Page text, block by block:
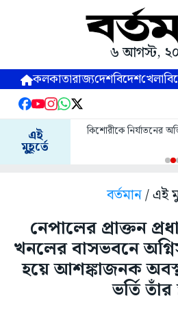
৬ আগস্ট,
কলকাতারাজ্যদেশবিদেশখেলা
এই
মুহূর্তে
কিশোরীকে নির্যাতনের
বর্তমান/ এই
নেপালের প্রাক্তন
খনলের বাসভবনে
হয়ে আশঙ্কাজনক
ভর্তি তাঁর